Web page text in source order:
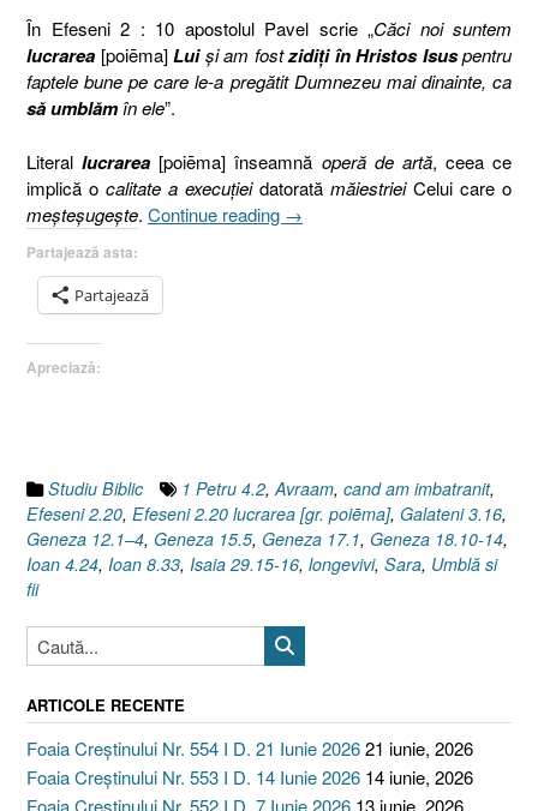
În Efeseni 2 : 10 apostolul Pavel scrie „Căci noi suntem
lucrarea [poiēma]Luişi am fostzidiţi în Hristos Isuspentru
faptele bune pe care le-a pregătit Dumnezeu mai dinainte, ca
să umblămîn ele”.
Literallucrarea [poiēma] înseamnă operă de artă, ceea ce
implică o calitate a execuţieidatorată măiestrieiCelui care o
meşteşugeşte. Continue reading „Umblă
16]”
→
Partajează asta:
Partajează
Apreciază:
Studiu Biblic 1 Petru 4.2, Avraam, cand am imbatranit,
Efeseni 2.20, Efeseni 2.20 lucrarea [gr. poiēma], Galateni 3.16,
Geneza 12.1–4, Geneza 15.5, Geneza 17.1, Geneza 18.10-14,
Ioan 4.24, Ioan 8.33, Isaia 29.15-16, longevivi, Sara, Umblă si
fii
ARTICOLE RECENTE
Foaia Creștinului Nr. 554 I D. 21 Iunie 202621 iunie, 2026
Foaia Creștinului Nr. 553 I D. 14 Iunie 2026 14 iunie, 2026
Foaia Creștinului Nr. 552 I D. 7 Iunie 2026 13 iunie, 2026